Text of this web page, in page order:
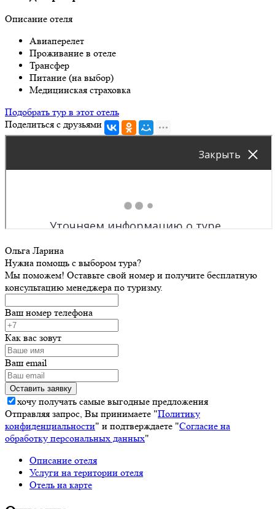
Описание отеля
Авиаперелет
Проживание в отеле
Трансфер
Питание (на выбор)
Медицинская страховка
Подобрать тур в этот отель
Поделиться с друзьями
Ольга Ларина
Нужна помощь с выбором тура?
Мы поможем! Оставьте свой номер и получите бесплатную
консультацию менеджера по туризму.
Ваш номер телефона
Как вас зовут
Ваш email
хочу получать самые выгодные предложения
Отправляя запрос, Вы принимаете "Политику
конфиденциальности" и подтверждаете "Согласие на
обработку персональных данных"
Описание отеля
Услуги на територии отеля
Отель на карте